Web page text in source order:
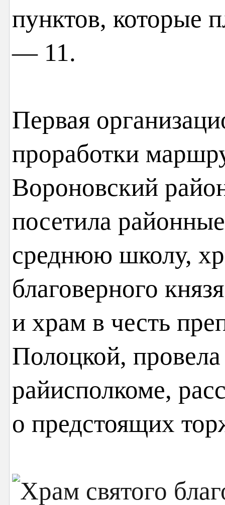
пунктов, которые
— 11.
Первая
проработки
Вороновский
посетила
среднюю школу,
благоверного
и храм в честь
Полоцкой,
райисполкоме,
о предстоящих